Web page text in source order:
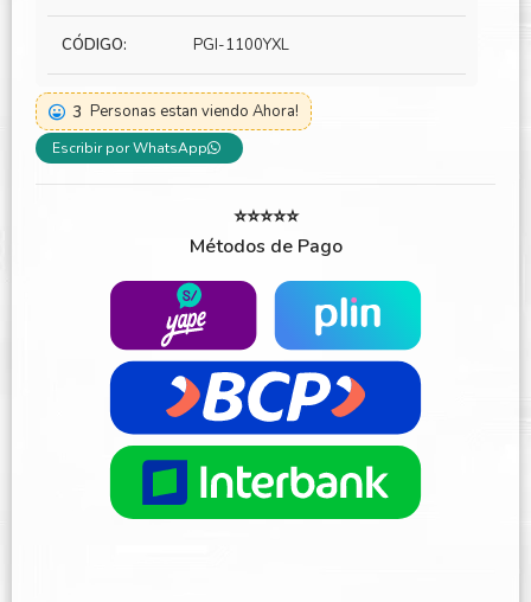
CÓDIGO: PGI-1100YXL
3 Personas estan viendo Ahora!
Escribir por WhatsApp
⭐⭐⭐⭐⭐
Métodos de Pago